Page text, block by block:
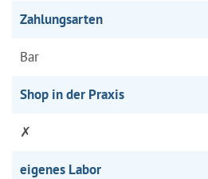
Zahlungsarten
Bar
Shop in der Praxis
✗
eigenes Labor